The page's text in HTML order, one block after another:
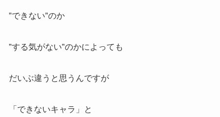
”できない”のか
”する気がない”のかによっても
だいぶ違うと思うんですが
「できないキャラ」と